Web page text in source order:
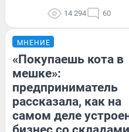
14 294 60
МНЕНИЕ
«Покупаешь кота в
мешке»:
предприниматель
рассказала, как на
самом деле